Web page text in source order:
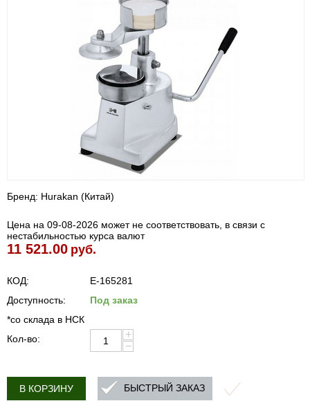
Бренд: Hurakan (Китай)
Цена на 09-08-2026 может не соответствовать, в связи с
нестабильностью курса валют
11 521.00 руб.
КОД:
E-165281
Доступность:
Под заказ
*со склада в НСК
Кол-во:
+
−
В КОРЗИНУ БЫСТРЫЙ ЗАКАЗ